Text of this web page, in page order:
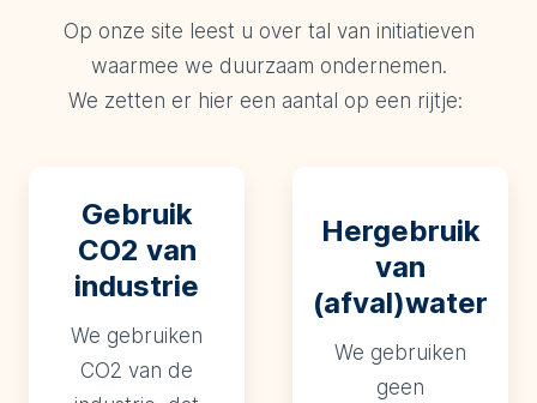
Op onze site leest u over tal van initiatieven
waarmee we duurzaam ondernemen.
We zetten er hier een aantal op een rijtje:
Gebruik
CO2 van
industrie
We gebruiken
CO2 van de
Hergebruik
van
(afval)water
We gebruiken
geen